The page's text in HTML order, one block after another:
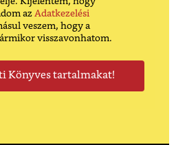
az Adatkezelési
veszem, hogy a
visszavonhatom.